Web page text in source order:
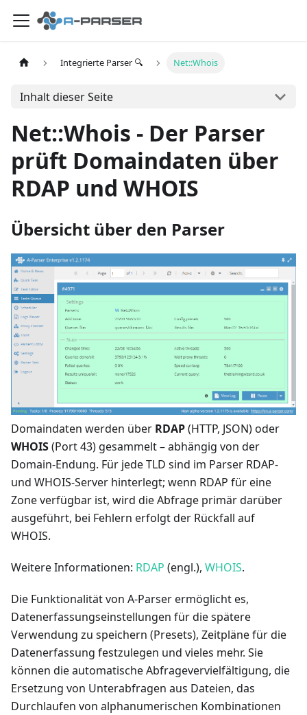
Integrierte Parser 🔍 Net::Whois
Inhalt dieser Seite
Net::Whois - Der Parser
prüft Domaindaten über
RDAP und WHOIS
Übersicht über den Parser
Domaindaten werden über RDAP(HTTP, JSON) oder
WHOIS(Port 43) gesammelt – abhängig von der
Domain-Endung. Für jede TLD sind im Parser RDAP-
und WHOIS-Server hinterlegt; wenn RDAP für eine
Zone verfügbar ist, wird die Abfrage primär darüber
ausgeführt, bei Fehlern erfolgt der Rückfall auf
WHOIS.
Weitere Informationen: RDAP (engl.), WHOIS.
Die Funktionalität von A-Parser ermöglicht es,
Datenerfassungseinstellungen für die spätere
Verwendung zu speichern (Presets), Zeitpläne für die
Datenerfassung festzulegen und vieles mehr. Sie
können die automatische Abfragevervielfältigung, die
Ersetzung von Unterabfragen aus Dateien, das
Durchlaufen von alphanumerischen Kombinationen